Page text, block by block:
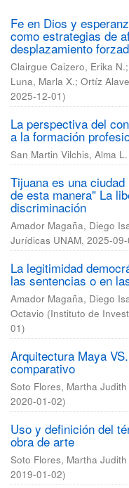
Fe en Dios y
como estrategias de
desplazamiento
Clairgue Caizero, Erika N.;
Luna, Marla X.; Ortíz
2025-12-01)
La perspectiva del
a la formación
San Martin Vilchis, Alma L.
Tijuana es una
de esta manera" La
discriminación
Amador Magaña, Diego
Jurídicas UNAM, 2025-09-
La legitimidad
las sentencias o en
Amador Magaña, Diego
Octavio (Instituto de
01)
Arquitectura Maya
comparativo
Soto Flores, Martha Judith
2020-01-02)
Uso y definición del
obra de arte
Soto Flores, Martha Judith
2019-01-02)